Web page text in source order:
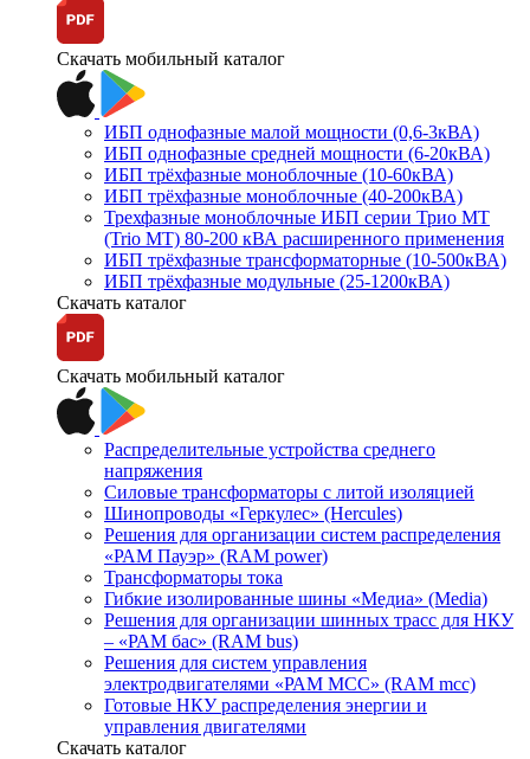
Скачать мобильный каталог
ИБП однофазные малой мощности (0,6-3кВА)
ИБП однофазные средней мощности (6-20кВА)
ИБП трёхфазные моноблочные (10-60кВА)
ИБП трёхфазные моноблочные (40-200кВА)
Трехфазные моноблочные ИБП серии Трио МТ
(Trio MT) 80-200 кВА расширенного применения
ИБП трёхфазные трансформаторные (10-500кВА)
ИБП трёхфазные модульные (25-1200кВА)
Скачать каталог
Скачать мобильный каталог
Распределительные устройства среднего
напряжения
Силовые трансформаторы с литой изоляцией
Шинопроводы «Геркулес» (Hercules)
Решения для организации систем распределения
«РАМ Пауэр» (RAM power)
Трансформаторы тока
Гибкие изолированные шины «Медиа» (Media)
Решения для организации шинных трасс для НКУ
– «РАМ бас» (RAM bus)
Решения для систем управления
электродвигателями «РАМ МСС» (RAM mcc)
Готовые НКУ распределения энергии и
управления двигателями
Скачать каталог